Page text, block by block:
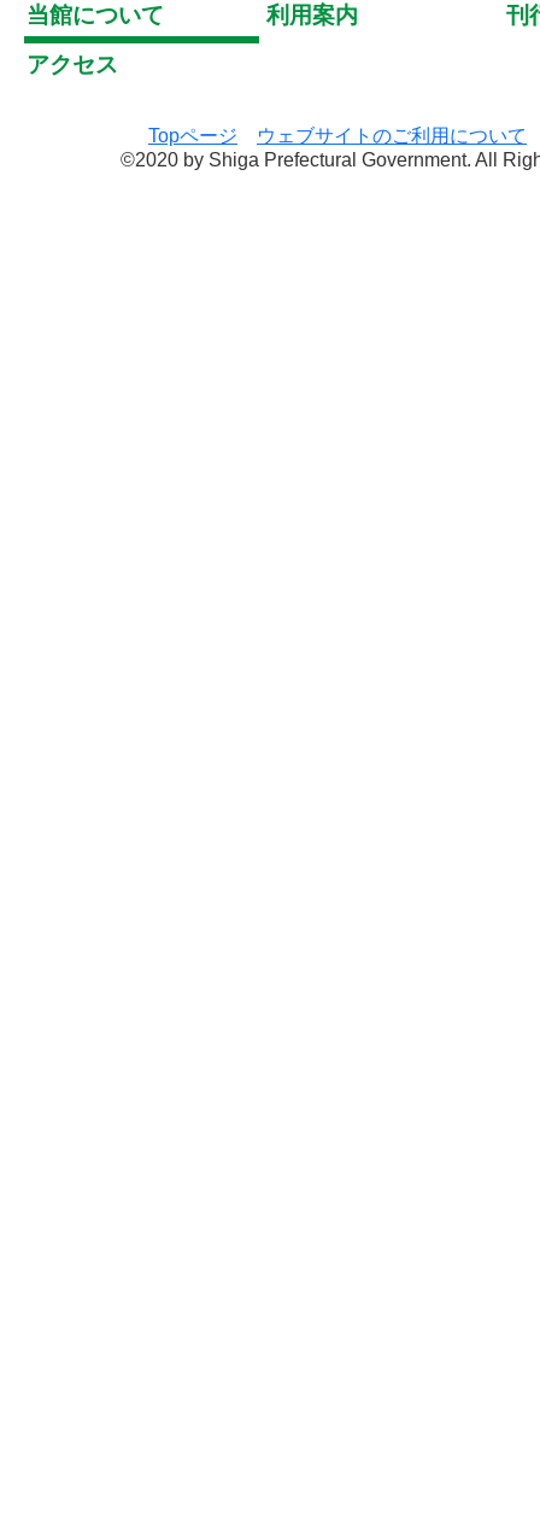
当館について 利用案内
刊
アクセス
Topページ
ウェブサイトのご利用について
©2020 by Shiga Prefectural Government. All